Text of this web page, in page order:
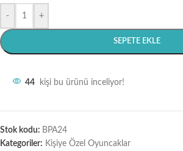
- +
SEPETE EKLE
44 kişi bu ürünü inceliyor!
Stok kodu: BPA24
Kategoriler: Kişiye Özel Oyuncaklar